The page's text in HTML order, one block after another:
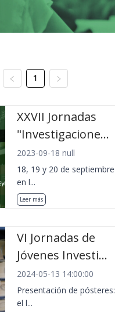
1
XXVII Jornadas
"Investigacione...
2023-09-18 null
18, 19 y 20 de septiembre
en l...
Leer más
VI Jornadas de
Jóvenes Investi...
2024-05-13 14:00:00
Presentación de pósteres:
el l...